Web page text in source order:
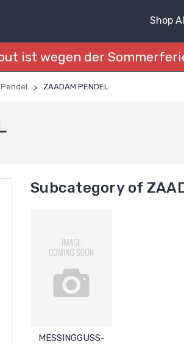
Shop
ist wegen der
Pendel. ZAADAM PENDEL
Subcategory of
MESSINGGUSS-